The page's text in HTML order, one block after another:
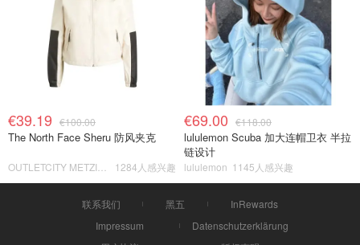
€39.19 €100.00
The North Face Sheru 防风夹克
1284人感兴趣
€69.00 €118.00
lululemon Scuba 加大连帽卫衣 半拉
链设计
lululemon 1145人感兴趣
联系我们 黑五
InRewards
Impressum
Datenschutzerklärung